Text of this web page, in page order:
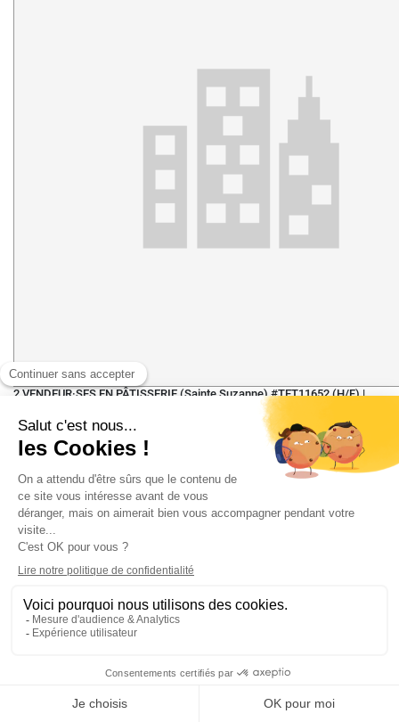
2 VENDEUR·SES EN PÂTISSERIE (Sainte Suzanne) #TET11652 (H/F)|
Auto
Réunion
Publié il y a 57 ans
Tetranergy Business School propose des programmes en alternance
dans le domaine du management, du commerce, de la gestion, du
tourisme, de l'immobilier, ou encore du digital. Professionnalisants et
axés sur l'employabilité, nos programmes allient acquisition de
compétences solides et expérience de terrain. Nos programmes, tous
reconnus par l'État, se déroulent en alternance avec 1 jour par semaine
en centre de formation et 4 jours au sein de l'entreprise, plus quelques
permettront d'acquérir un diplôme tout en faisant tes preuves dans le
monde du travail. Le poste : - Tu es souriant·e et ton relationnel est
excellent ; - Tu es disponible, dynamique et motivé·e ; - Tu as le sens de
TETRANERGY Business School recherche, pour un de ses partenaires : 2
et serviras la clientèle ; - Tu prépareras les commandes ; - Tu géreras les